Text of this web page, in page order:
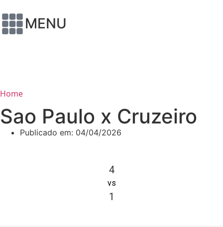
MENU
Home
Sao Paulo x Cruzeiro
Publicado em: 04/04/2026
4
vs
1